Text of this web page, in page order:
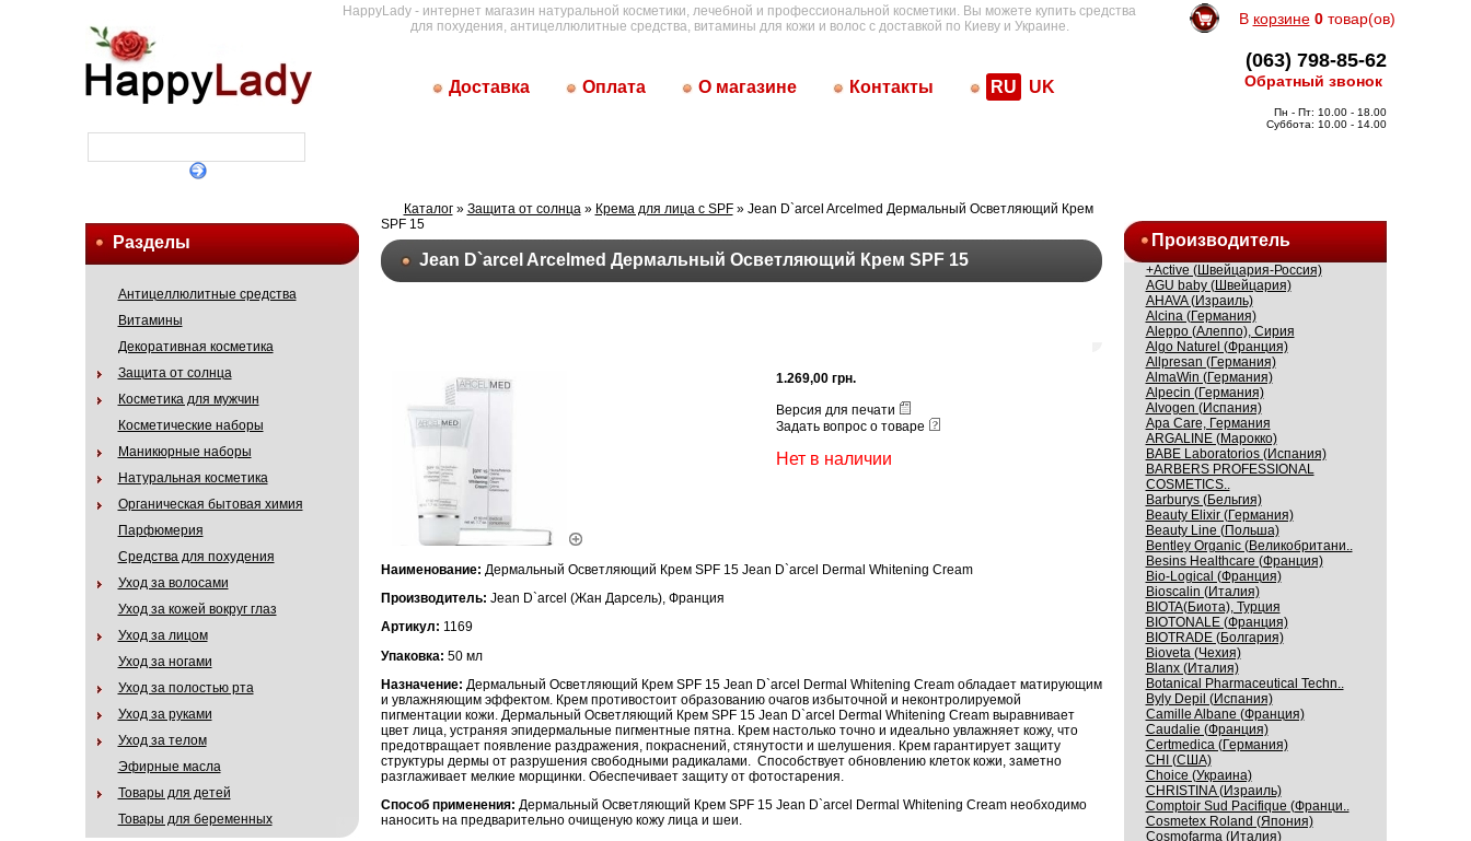
HappyLady - интернет магазин натуральной косметики, лечебной и профессиональной косметики. Вы можете купить средства
для похудения, антицеллюлитные средства, витамины для кожи и волос с доставкой по Киеву и Украине.
Доставка Оплата О магазине Контакты RU UK
В корзине 0товар(ов)
(063) 798-85-62
Обратный звонок
Пн - Пт: 10.00 - 18.00
Суббота: 10.00 - 14.00
Разделы
Антицеллюлитные средства
Витамины
Декоративная косметика
Защита от солнца
Косметика для мужчин
Косметические наборы
Маникюрные наборы
Натуральная косметика
Органическая бытовая химия
Парфюмерия
Средства для похудения
Уход за волосами
Уход за кожей вокруг глаз
Уход за лицом
Уход за ногами
Уход за полостью рта
Уход за руками
Уход за телом
Эфирные масла
Товары для детей
Товары для беременных
Каталог» Защита от солнца» Крема для лица с SPF» Jean D`arcel Arcelmed Дермальный Осветляющий Крем
SPF 15
Jean D`arcel Arcelmed Дермальный Осветляющий Крем SPF 15
1.269,00 грн.
Версия для печати
Задать вопрос о товаре
Нет в наличии
Наименование: Дермальный Осветляющий Крем SPF 15 Jean D`arcel Dermal Whitening Cream
Производитель: Jean D`arcel (Жан Дарсель), Франция
Артикул: 1169
Упаковка: 50 мл
Назначение: Дермальный Осветляющий Крем SPF 15 Jean D`arcel Dermal Whitening Cream обладает матирующим
и увлажняющим эффектом. Крем противостоит образованию очагов избыточной и неконтролируемой
пигментации кожи. Дермальный Осветляющий Крем SPF 15 Jean D`arcel Dermal Whitening Cream выравнивает
цвет лица, устраняя эпидермальные пигментные пятна. Крем настолько точно и идеально увлажняет кожу, что
предотвращает появление раздражения, покраснений, стянутости и шелушения. Крем гарантирует защиту
структуры дермы от разрушения свободными радикалами. Способствует обновлению клеток кожи, заметно
разглаживает мелкие морщинки. Обеспечивает защиту от фотостарения.
Способ применения: Дермальный Осветляющий Крем SPF 15 Jean D`arcel Dermal Whitening Cream необходимо
наносить на предварительно очищеную кожу лица и шеи.
Производитель
+Active (Швейцария-Россия)
AGU baby (Швейцария)
AHAVA (Израиль)
Alcina (Германия)
Aleppo (Алеппо), Сирия
Algo Naturel (Франция)
Allpresan (Германия)
AlmaWin (Германия)
Alpecin (Германия)
Alvogen (Испания)
Apa Care, Германия
ARGALINE (Марокко)
BABE Laboratorios (Испания)
BARBERS PROFESSIONAL
COSMETICS..
Barburys (Бельгия)
Beauty Elixir (Германия)
Beauty Line (Польша)
Bentley Organic (Великобритани..
Besins Healthcare (Франция)
Bio-Logical (Франция)
Bioscalin (Италия)
BIOTA(Биота), Турция
BIOTONALE (Франция)
BIOTRADE (Болгария)
Bioveta (Чехия)
Blanx (Италия)
Botanical Pharmaceutical Techn..
Byly Depil (Испания)
Camille Albane (Франция)
Caudalie (Франция)
Certmedica (Германия)
CHI (США)
Choice (Украина)
CHRISTINA (Израиль)
Comptoir Sud Pacifique (Франци..
Cosmetex Roland (Япония)
Cosmofarma (Италия)